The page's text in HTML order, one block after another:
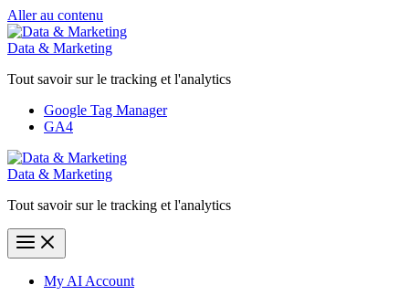
Aller au contenu
Data & Marketing
Tout savoir sur le tracking et l'analytics
Google Tag Manager
GA4
Data & Marketing
Tout savoir sur le tracking et l'analytics
My AI Account